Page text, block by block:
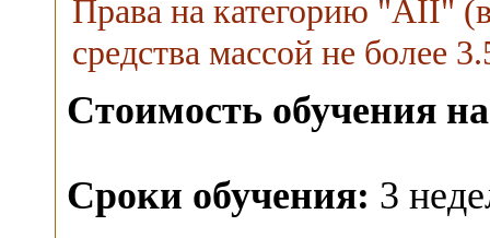
Права на категорию "AII"
средства массой не более
Стоимость обучения
Сроки обучения: 3